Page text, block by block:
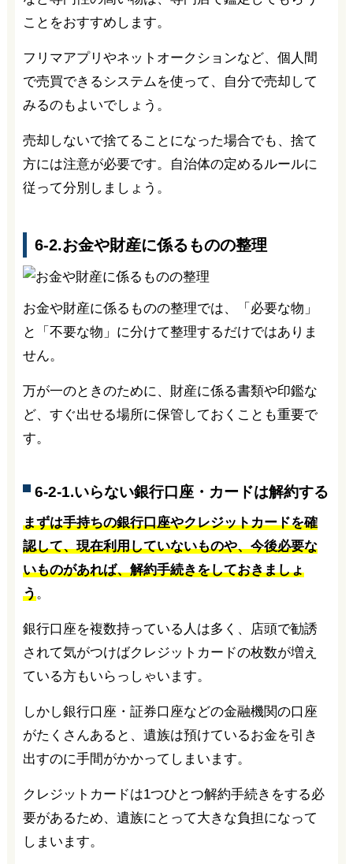
ことをおすすめします。
フリマアプリやネットオークションなど、個人間
で売買できるシステムを使って、自分で売却して
みるのもよいでしょう。
売却しないで捨てることになった場合でも、捨て
方には注意が必要です。自治体の定めるルールに
従って分別しましょう。
6-2.お金や財産に係るものの整理
お金や財産に係るものの整理では、「必要な物」
と「不要な物」に分けて整理するだけではありま
せん。
万が一のときのために、財産に係る書類や印鑑な
ど、すぐ出せる場所に保管しておくことも重要で
す。
6-2-1.いらない銀行口座・カードは解約する
まずは手持ちの銀行口座やクレジットカードを確
認して、現在利用していないものや、今後必要な
いものがあれば、解約手続きをしておきましょ
う。
銀行口座を複数持っている人は多く、店頭で勧誘
されて気がつけばクレジットカードの枚数が増え
ている方もいらっしゃいます。
しかし銀行口座・証券口座などの金融機関の口座
がたくさんあると、遺族は預けているお金を引き
出すのに手間がかかってしまいます。
クレジットカードは1つひとつ解約手続きをする必
要があるため、遺族にとって大きな負担になって
しまいます。